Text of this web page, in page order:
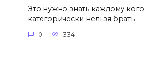
Это нужно знать каждому кого
категорически нельзя брать
0 334